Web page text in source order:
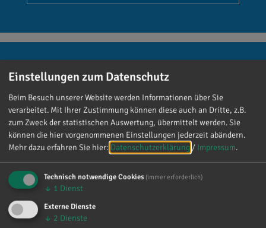
vor 1 Tagvia facebook
Mein meistgenutztes Wort am Samstag war:
„Danke!“ 😊 Vielen Dank für die zahlreichen
Glückwünsche, Nachrichten, Anrufe und die
vielen lieben Worte. Ich habe mich wirklich
über jede einzelne Aufmerksamkeit gefreut. Es
so viele Menschen die Zeit nehmen, an einen zu
Einstellungen zum Datenschutz
Beim Besuch unserer Website werden Informationen über Sie
verarbeitet. Mit Ihrer Zustimmung können diese auch an Dritte, z.B.
zum Zweck der statistischen Auswertung, übermittelt werden. Sie
können die hier vorgenommenen Einstellungen jederzeit abändern.
Mehr dazu erfahren Sie hier: Datenschutzerklärung / Impressum.
Technisch notwendige Cookies (immer erforderlich)
↓ 1 Dienst
Externe Dienste
↓ 2 Dienste